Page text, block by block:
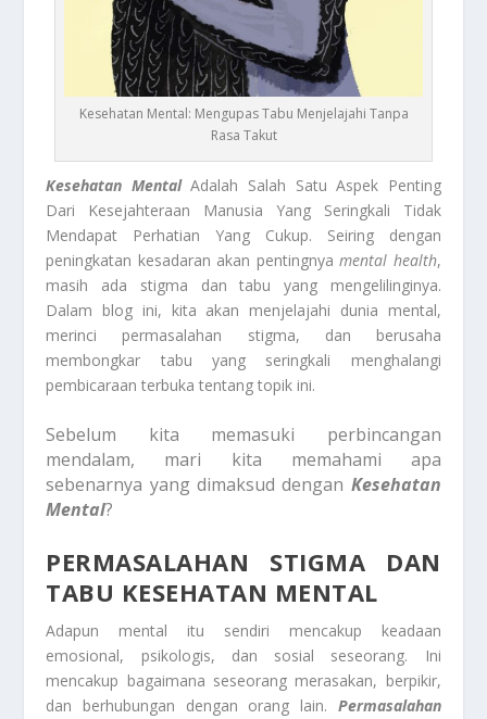
Kesehatan Mental: Mengupas Tabu Menjelajahi Tanpa
Rasa Takut
Kesehatan MentalAdalah Salah Satu Aspek Penting
Dari Kesejahteraan Manusia Yang Seringkali Tidak
Mendapat Perhatian Yang Cukup. Seiring dengan
peningkatan kesadaran akan pentingnyamental health,
masih ada stigma dan tabu yang mengelilinginya.
Dalam blog ini, kita akan menjelajahi dunia mental,
merinci permasalahan stigma, dan berusaha
membongkar tabu yang seringkali menghalangi
pembicaraan terbuka tentang topik ini.
Sebelum kita memasuki perbincangan
mendalam, mari kita memahami apa
sebenarnya yang dimaksud dengan Kesehatan
Mental?
PERMASALAHAN STIGMA DAN
TABU KESEHATAN MENTAL
Adapun mental itu sendiri mencakup keadaan
emosional, psikologis, dan sosial seseorang. Ini
mencakup bagaimana seseorang merasakan, berpikir,
dan berhubungan dengan orang lain. Permasalahan